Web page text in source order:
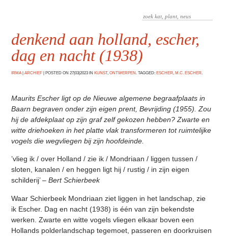
denkend aan holland, escher,
dag en nacht (1938)
IRMA|ARCHIEF POSTED ON 27|03|2023 IN KUNST,ONTWERPEN. TAGGED: ESCHER, M.C. ESCHER.
Maurits Escher ligt op de Nieuwe algemene begraafplaats in
Baarn begraven onder zijn eigen prent, Bevrijding (1955). Zou
hij de afdekplaat op zijn graf zelf gekozen hebben? Zwarte en
witte driehoeken in het platte vlak transformeren tot ruimtelijke
vogels die wegvliegen bij zijn hoofdeinde.
’vlieg ik / over Holland / zie ik / Mondriaan / liggen tussen /
sloten, kanalen / en heggen ligt hij / rustig / in zijn eigen
schilderij’– Bert Schierbeek
Waar Schierbeek Mondriaan ziet liggen in het landschap, zie
ik Escher. Dag en nacht (1938) is één van zijn bekendste
werken. Zwarte en witte vogels vliegen elkaar boven een
Hollands polderlandschap tegemoet, passeren en doorkruisen